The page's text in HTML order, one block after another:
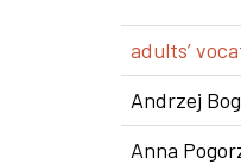
adults’
Andrzej
Anna